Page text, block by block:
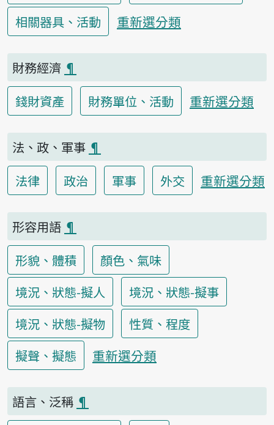
相關器具、活動
重新選分類
財務經濟 ¶
錢財資產
財務單位、活動 重新選分類
法、政、軍事 ¶
法律
政治 軍事 外交 重新選分類
形容用語 ¶
形貌、體積
顏色、氣味
境況、狀態-擬人
境況、狀態-擬事
境況、狀態-擬物
性質、程度
擬聲、擬態
重新選分類
語言、泛稱 ¶